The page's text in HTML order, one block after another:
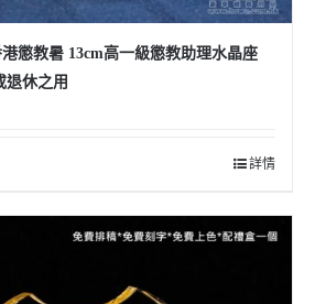
懲教暑 13cm高一級懲教助理水晶座
退休之用
詳情